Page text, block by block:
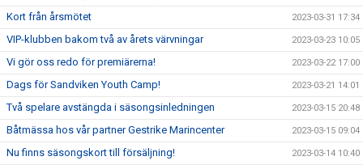
Kort från årsmötet 2023-03-31 17:34
VIP-klubben bakom två av årets värvningar 2023-03-23 10:05
Vi gör oss redo för premiärerna! 2023-03-22 17:00
Dags för Sandviken Youth Camp! 2023-03-21 14:01
Två spelare avstängda i säsongsinledningen 2023-03-15 20:48
Båtmässa hos vår partner Gestrike Marincenter 2023-03-15 09:04
Nu finns säsongskort till försäljning! 2023-03-14 10:40